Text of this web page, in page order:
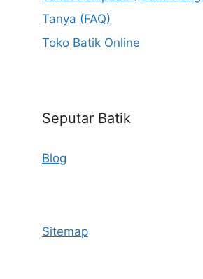
Tanya (FAQ)
Toko Batik Online
Seputar Batik
Blog
Sitemap